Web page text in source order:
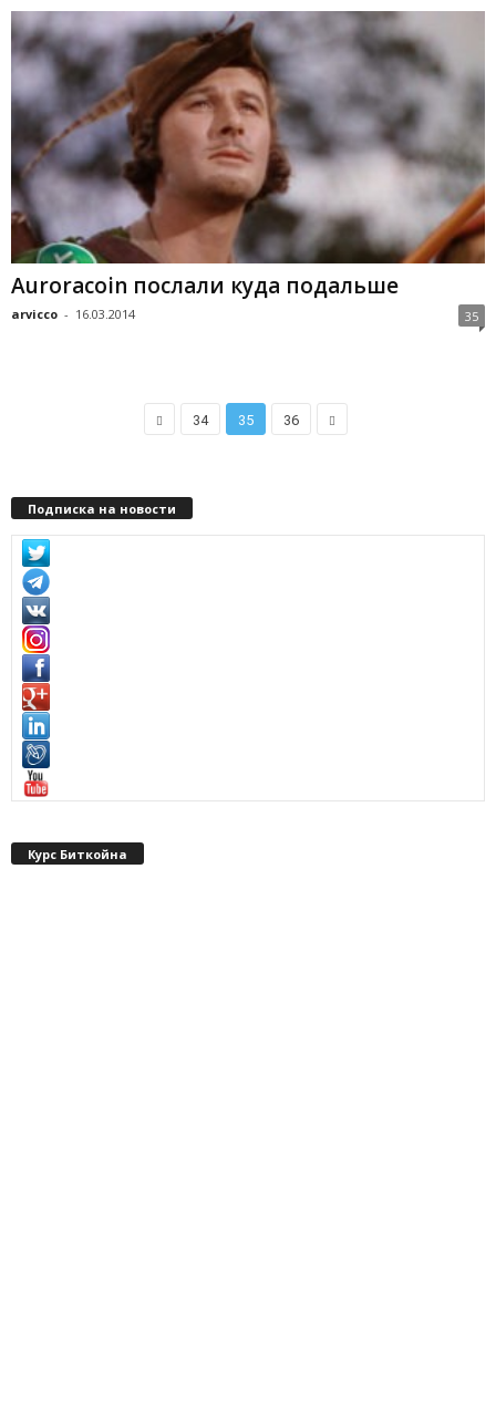
Auroracoin послали куда подальше
arvicco - 16.03.2014 35
34 35 36
Подписка на новости
Курс Биткойна